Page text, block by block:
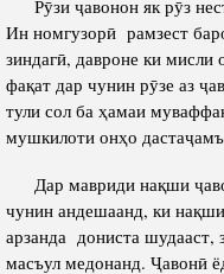
Рӯзи ҷавонон як рӯз
Ин номгузорӣ рамзест
зиндагӣ, давроне ки
фақат дар чунин рӯзе аз
тули сол ба ҳамаи
мушкилоти онҳо
Дар мавриди нақши
чунин андешаанд, ки
арзанда дониста шудааст,
масъул медонанд. Ҷавонӣ